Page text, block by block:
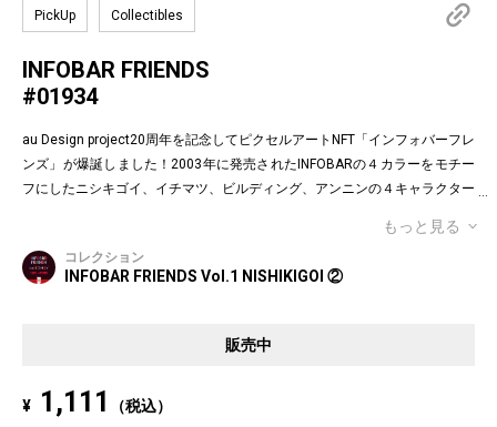
PickUp Collectibles
INFOBAR FRIENDS
#01934
au Design project20周年を記念してピクセルアートNFT「インフォバーフレ
ンズ」が爆誕しました！2003年に発売されたINFOBARの４カラーをモチー
フにしたニシキゴイ、イチマツ、ビルディング、アンニンの４キャラクター
れていた懐かしの絵文字！第１弾は全て絵柄の異なるaDp20thロゴ入り特別
版です。「キャラクター×表情×背景色」の組み合わせパターンは3,200種類
♪あなたのお気に入りはどれですか？
Pixel art NFT "INFOBAR Friends" was created to commemorate the 20th a
3. The expressions on the INFOBAR FRIENDS' faces are nostalgic pictogra
もっと見る
コレクション
INFOBAR FRIENDS Vol.1 NISHIKIGOI ②
販売中
¥ 1,111 （税込）